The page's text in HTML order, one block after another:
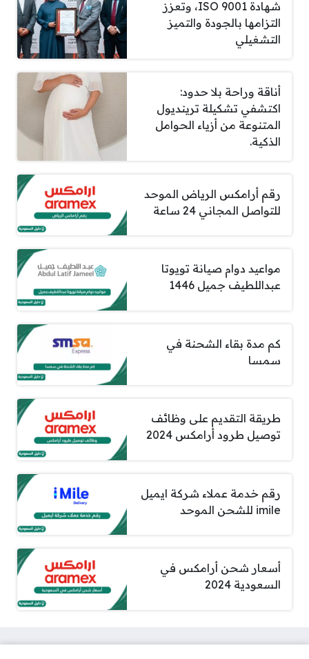
شهادة ISO 9001، وتعزز
التزامها بالجودة والتميز
التشغيلي
أناقة وراحة بلا حدود:
اكتشفي تشكيلة ترينديول
المتنوعة من أزياء الحوامل
الذكية.
رقم أرامكس الرياض الموحد
للتواصل المجاني 24 ساعة
مواعيد دوام صيانة تويوتا
عبداللطيف جميل 1446
كم مدة بقاء الشحنة في
سمسا
طريقة التقديم على وظائف
توصيل طرود أرامكس 2024
رقم خدمة عملاء شركة ايميل
imile للشحن الموحد
أسعار شحن أرامكس في
السعودية 2024